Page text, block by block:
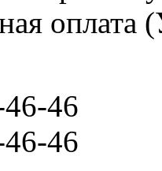
46
46